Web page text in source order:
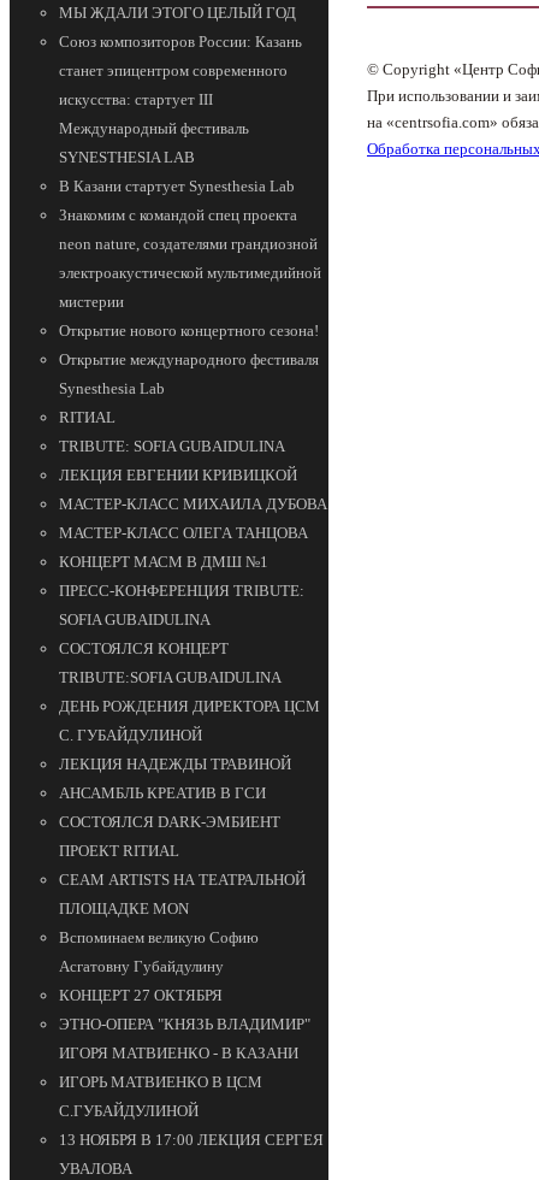
МЫ ЖДАЛИ ЭТОГО ЦЕЛЫЙ ГОД
Союз композиторов России: Казань
станет эпицентром современного
искусства: стартует III
Международный фестиваль
SYNESTHESIA LAB
В Казани стартует Synesthesia Lab
Знакомим с командой спец проекта
neon nature, создателями грандиозной
электроакустической мультимедийной
мистерии
Открытие нового концертного сезона!
Открытие международного фестиваля
Synesthesia Lab
RITИAL
TRIBUTE: SOFIA GUBAIDULINA
ЛЕКЦИЯ ЕВГЕНИИ КРИВИЦКОЙ
МАСТЕР-КЛАСС МИХАИЛА ДУБОВА
МАСТЕР-КЛАСС ОЛЕГА ТАНЦОВА
КОНЦЕРТ МАСМ В ДМШ №1
ПРЕСС-КОНФЕРЕНЦИЯ TRIBUTE:
SOFIA GUBAIDULINA
СОСТОЯЛСЯ КОНЦЕРТ
TRIBUTE:SOFIA GUBAIDULINA
ДЕНЬ РОЖДЕНИЯ ДИРЕКТОРА ЦСМ
С. ГУБАЙДУЛИНОЙ
ЛЕКЦИЯ НАДЕЖДЫ ТРАВИНОЙ
АНСАМБЛЬ КРЕАТИВ В ГСИ
СОСТОЯЛСЯ DARK-ЭМБИЕНТ
ПРОЕКТ RITИAL
СЕАМ ARTISTS НА ТЕАТРАЛЬНОЙ
ПЛОЩАДКЕ MON
Вспоминаем великую Софию
Асгатовну Губайдулину
КОНЦЕРТ 27 ОКТЯБРЯ
ЭТНО-ОПЕРА "КНЯЗЬ ВЛАДИМИР"
ИГОРЯ МАТВИЕНКО - В КАЗАНИ
ИГОРЬ МАТВИЕНКО В ЦСМ
С.ГУБАЙДУЛИНОЙ
13 НОЯБРЯ В 17:00 ЛЕКЦИЯ СЕРГЕЯ
УВАЛОВА
© Copyright «Центр
При использовании и
на «centrsofia.com»
Обработка